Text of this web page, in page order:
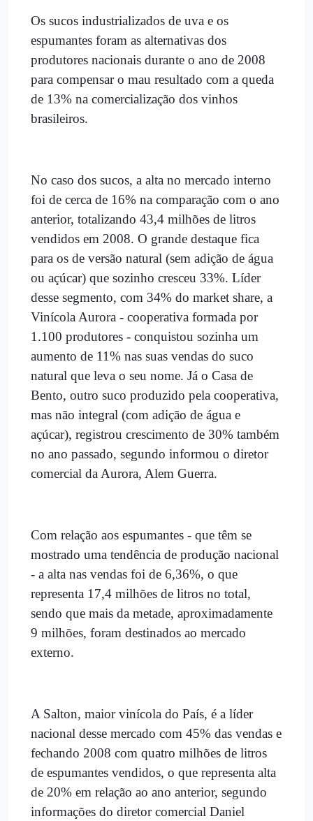
Os sucos industrializados de uva e os
espumantes foram as alternativas dos
produtores nacionais durante o ano de 2008
para compensar o mau resultado com a queda
de 13% na comercialização dos vinhos
brasileiros.
No caso dos sucos, a alta no mercado interno
foi de cerca de 16% na comparação com o ano
anterior, totalizando 43,4 milhões de litros
vendidos em 2008. O grande destaque fica
para os de versão natural (sem adição de água
ou açúcar) que sozinho cresceu 33%. Líder
desse segmento, com 34% do market share, a
Vinícola Aurora - cooperativa formada por
1.100 produtores - conquistou sozinha um
aumento de 11% nas suas vendas do suco
natural que leva o seu nome. Já o Casa de
Bento, outro suco produzido pela cooperativa,
mas não integral (com adição de água e
açúcar), registrou crescimento de 30% também
no ano passado, segundo informou o diretor
comercial da Aurora, Alem Guerra.
Com relação aos espumantes - que têm se
mostrado uma tendência de produção nacional
- a alta nas vendas foi de 6,36%, o que
representa 17,4 milhões de litros no total,
sendo que mais da metade, aproximadamente
9 milhões, foram destinados ao mercado
externo.
A Salton, maior vinícola do País, é a líder
nacional desse mercado com 45% das vendas e
fechando 2008 com quatro milhões de litros
de espumantes vendidos, o que representa alta
de 20% em relação ao ano anterior, segundo
informações do diretor comercial Daniel